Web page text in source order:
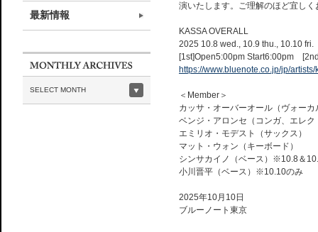
最新情報
SELECT MONTH
演いたします。ご理解のほど宜し
KASSA OVERALL
2025 10.8 wed., 10.9 thu., 10.10 fri.
[1st]Open5:00pm Start6:00pm
https://www.bluenote.co.jp/jp/
＜Member＞
カッサ・オーバーオール（ヴォー
ベンジ・アロンセ（コンガ、エレク
エミリオ・モデスト（サックス）
マット・ウォン（キーボード）
シンサカイノ（ベース）※10.8＆
小川晋平（ベース）※10.10のみ
2025年10月10日
ブルーノート東京